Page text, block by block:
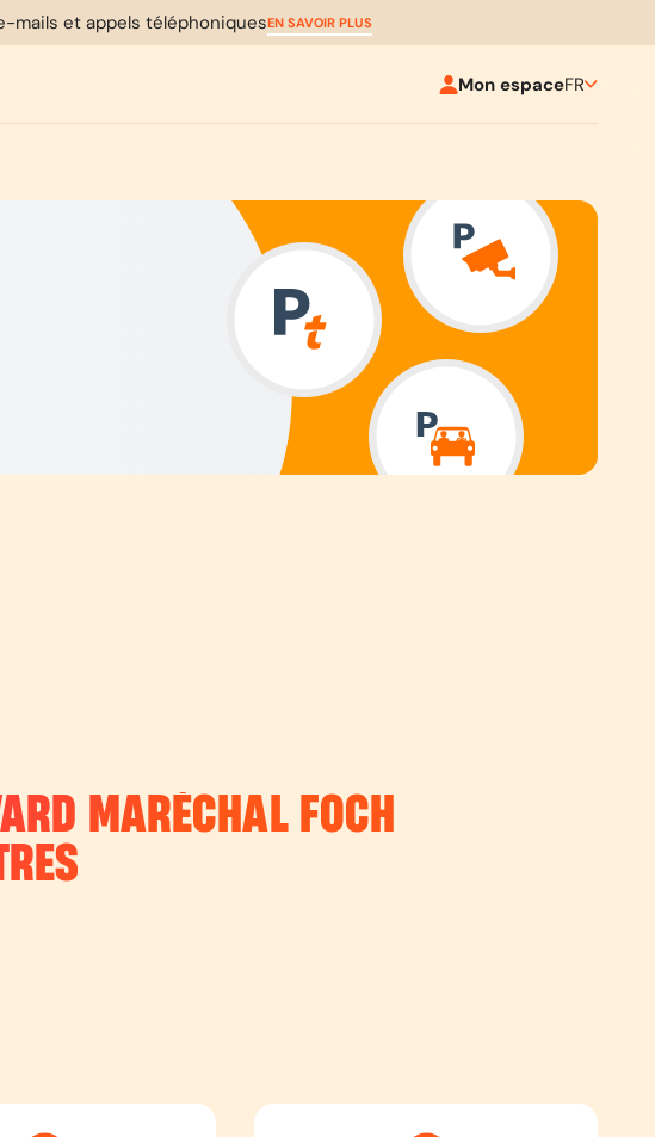
mails et appels téléphoniquesEN SAVOIR PLUS
Mon espaceFR
MARÉCHAL FOCH